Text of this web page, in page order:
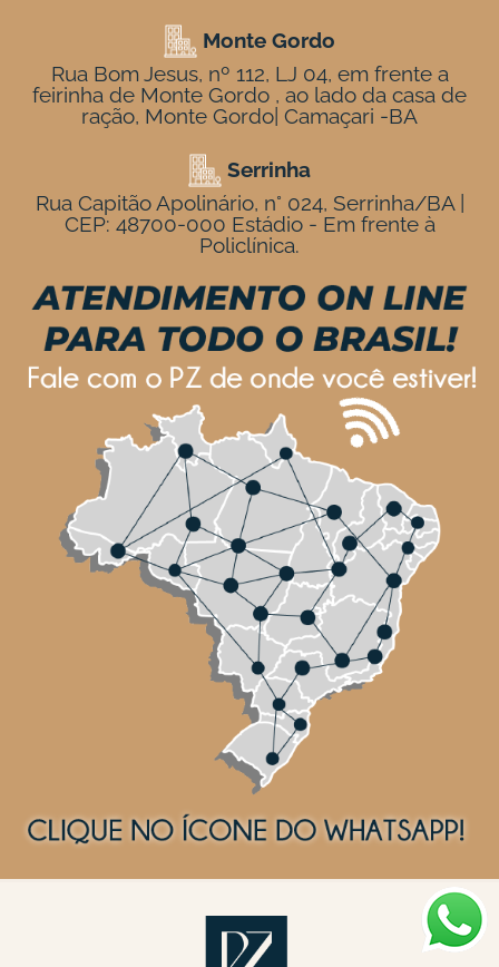
Monte Gordo
Rua Bom Jesus, nº 112, LJ 04, em frente a
feirinha de Monte Gordo , ao lado da casa de
ração, Monte Gordo| Camaçari -BA
Serrinha
Rua Capitão Apolinário, n° 024, Serrinha/BA |
CEP: 48700-000 Estádio - Em frente à
Policlínica.